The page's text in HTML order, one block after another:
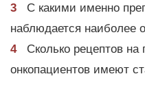
С какими именно
наблюдается наиболее
Сколько рецептов на
онкопациентов имеют